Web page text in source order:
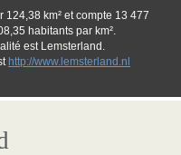
km² et compte 13 477
habitants par km².
est Lemsterland.
http://www.lemsterland.nl